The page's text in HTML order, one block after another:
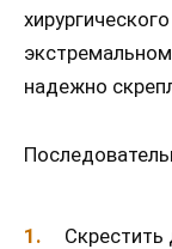
надежно
Скрестить